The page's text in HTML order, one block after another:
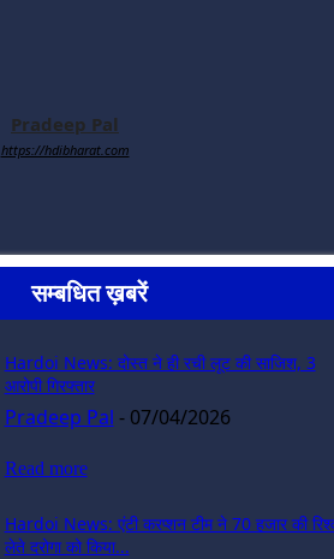
Pradeep Pal
https://hdibharat.com
सम्बधित ख़बरें
Hardoi News: दोस्त ने ही रची लूट की साजिश, 3
आरोपी गिरफ्तार
Pradeep Pal - 07/04/2026
Read more
Hardoi News: एंटी करप्शन टीम ने 70 हजार की
लेते दरोगा को किया...